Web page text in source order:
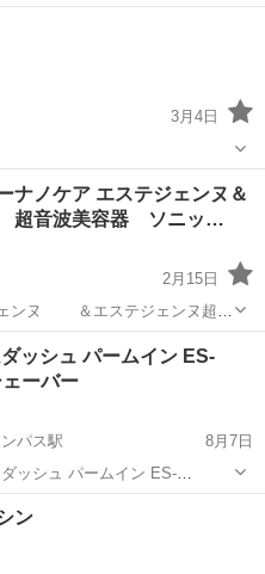
。 エステティックポレーショ
ドレスの美顔器で、ご自宅で
3月4日
ナノケア エステジェンヌ＆
超音波美容器 ソニッ…
2月15日
ェンヌ ＆エステジェンヌ超音
イオンスチーマーナノケア
ッシュ パームイン ES-
ーバー
パス駅
8月7日
ッシュ パームイン ES-
浄済です。 細かなスレや小傷が
せん。 また、外箱にも多少傷
ン